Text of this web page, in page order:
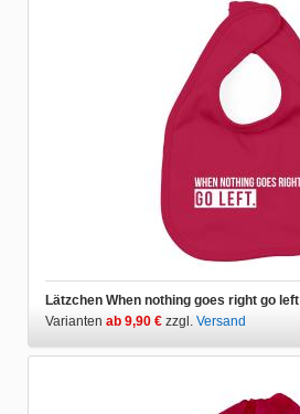
Lätzchen When nothing goes right go left
Varianten ab 9,90 € zzgl. Versand